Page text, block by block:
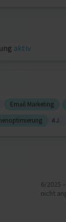
aktiv
Email Marketing
4 J.
6/2025
nicht